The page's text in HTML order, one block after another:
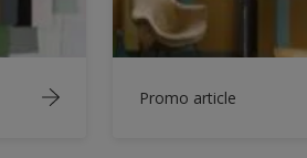
Promo article